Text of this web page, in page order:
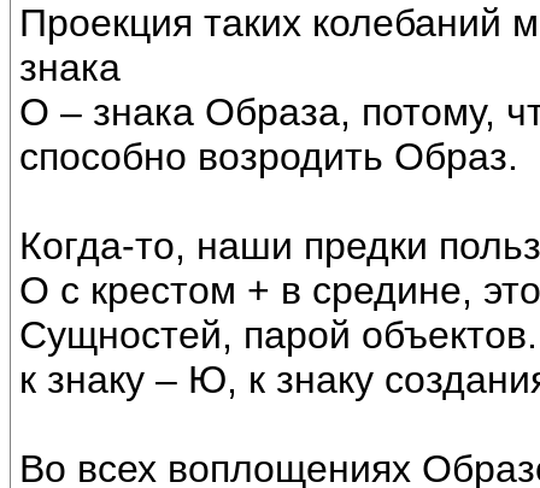
Проекция таких колебаний
знака
О – знака Образа, потому,
способно возродить Образ.
Когда-то, наши предки
О с крестом + в средине,
Сущностей, парой
к знаку – Ю, к знаку
Во всех воплощениях